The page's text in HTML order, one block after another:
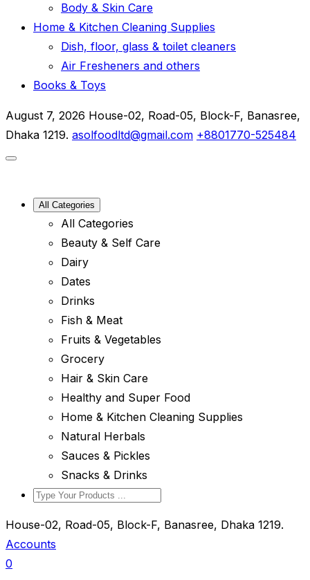
Body & Skin Care
Home & Kitchen Cleaning Supplies
Dish, floor, glass & toilet cleaners
Air Fresheners and others
Books & Toys
August 7, 2026 House-02, Road-05, Block-F, Banasree,
Dhaka 1219. asolfoodltd@gmail.com +8801770-525484
All Categories
All Categories
Beauty & Self Care
Dairy
Dates
Drinks
Fish & Meat
Fruits & Vegetables
Grocery
Hair & Skin Care
Healthy and Super Food
Home & Kitchen Cleaning Supplies
Natural Herbals
Sauces & Pickles
Snacks & Drinks
House-02, Road-05, Block-F, Banasree, Dhaka 1219.
Accounts
0